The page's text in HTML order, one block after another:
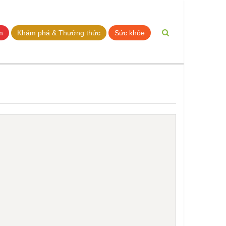
Khám phá & Thưởng thức Sức khỏe